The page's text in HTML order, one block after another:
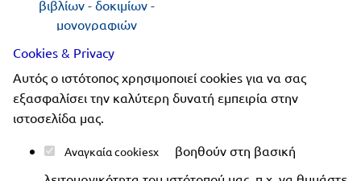
βιβλίων - δοκιμίων -
μονογραφιών
Ακολουθήστε μας
Cookies & Privacy
Αυτός ο ιστότοπος χρησιμοποιεί cookies για να σας
εξασφαλίσει την καλύτερη δυνατή εμπειρία στην
ιστοσελίδα μας.
Αναγκαία cookies
βοηθούν στη βασική